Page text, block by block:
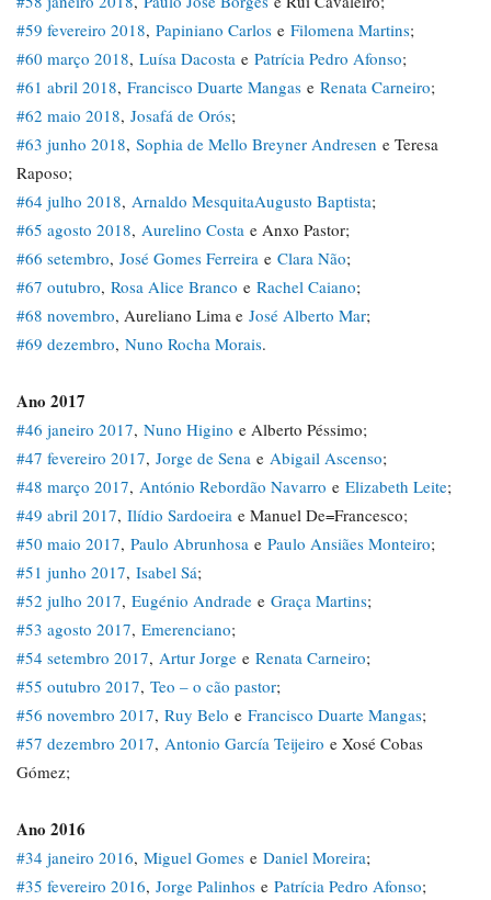
#59 fevereiro 2018, Papiniano Carlos e Filomena Martins;
#60 março 2018, Luísa Dacosta e Patrícia Pedro Afonso;
#61 abril 2018, Francisco Duarte Mangas e Renata Carneiro;
#62 maio 2018, Josafá de Orós;
#63 junho 2018, Sophia de Mello Breyner Andresen e Teresa
Raposo;
#64 julho 2018, Arnaldo MesquitaAugusto Baptista;
#65 agosto 2018, Aurelino Costa e Anxo Pastor;
#66 setembro, José Gomes Ferreira e Clara Não;
#67 outubro, Rosa Alice Branco e Rachel Caiano;
#68 novembro, Aureliano Lima e José Alberto Mar;
#69 dezembro, Nuno Rocha Morais.
Ano 2017
#46 janeiro 2017, Nuno Higino e Alberto Péssimo;
#47 fevereiro 2017, Jorge de Sena e Abigail Ascenso;
#48 março 2017, António Rebordão Navarro e Elizabeth Leite;
#49 abril 2017, Ilídio Sardoeira e Manuel De=Francesco;
#50 maio 2017, Paulo Abrunhosa e Paulo Ansiães Monteiro;
#51 junho 2017, Isabel Sá;
#52 julho 2017, Eugénio Andrade e Graça Martins;
#53 agosto 2017, Emerenciano;
#54 setembro 2017, Artur Jorge e Renata Carneiro;
#55 outubro 2017, Teo – o cão pastor;
#56 novembro 2017, Ruy Belo e Francisco Duarte Mangas;
#57 dezembro 2017, Antonio García Teijeiro e Xosé Cobas
Gómez;
Ano 2016
#34 janeiro 2016, Miguel Gomes e Daniel Moreira;
#35 fevereiro 2016, Jorge Palinhos e Patrícia Pedro Afonso;